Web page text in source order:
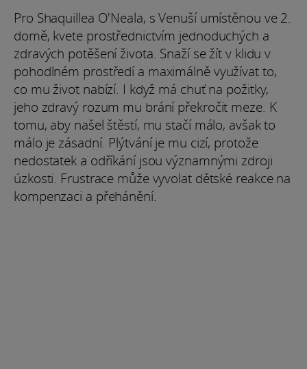
Pro Shaquillea O'Neala, s Venuší umístěnou ve 2.
domě, kvete prostřednictvím jednoduchých a
zdravých potěšení života. Snaží se žít v klidu v
pohodlném prostředí a maximálně využívat to,
co mu život nabízí. I když má chuť na požitky,
jeho zdravý rozum mu brání překročit meze. K
tomu, aby našel štěstí, mu stačí málo, avšak to
málo je zásadní. Plýtvání je mu cizí, protože
nedostatek a odříkání jsou významnými zdroji
úzkosti. Frustrace může vyvolat dětské reakce na
kompenzaci a přehánění.